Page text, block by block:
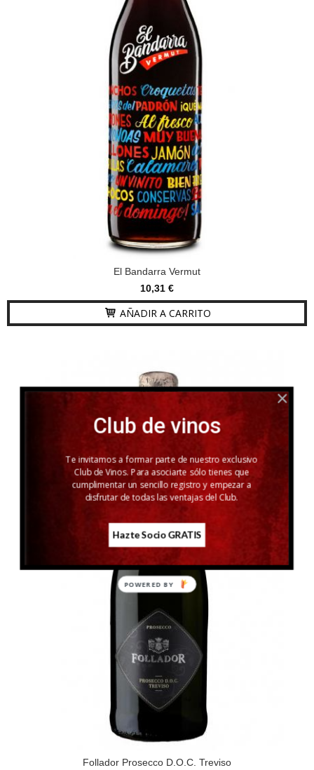
El Bandarra Vermut
10,31 €
AÑADIR A CARRITO
Follador Prosecco D.O.C. Treviso
Club de vinos
Te invitamos a formar parte de nuestro exclusivo
Club de Vinos. Para asociarte sólo tienes que
cumplimentar un sencillo registro y empezar a
disfrutar de todas las ventajas del Club.
Hazte Socio GRATIS
POWERED